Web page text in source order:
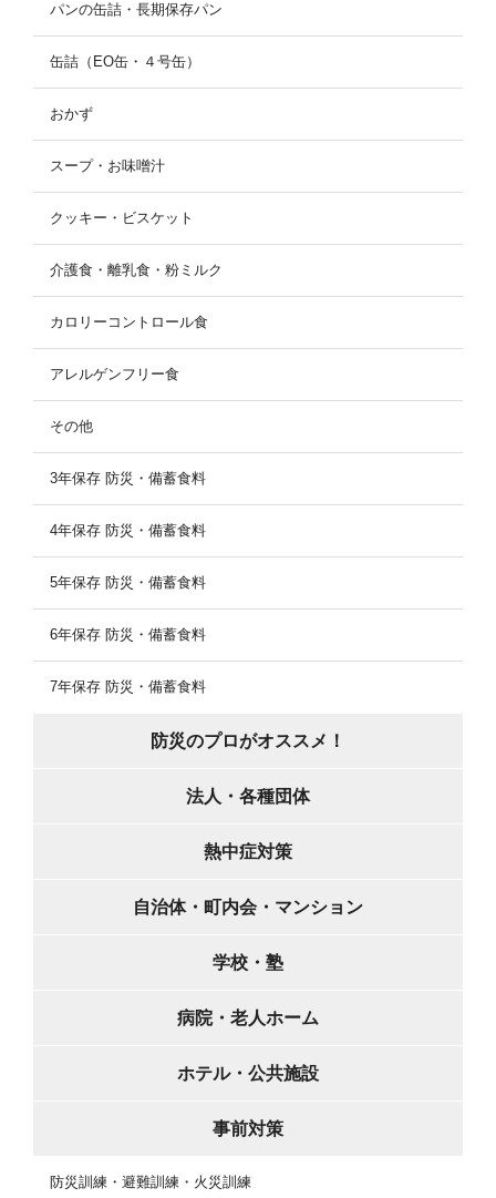
パンの缶詰・長期保存パン
缶詰（EO缶・４号缶）
おかず
スープ・お味噌汁
クッキー・ビスケット
介護食・離乳食・粉ミルク
カロリーコントロール食
アレルゲンフリー食
その他
3年保存 防災・備蓄食料
4年保存 防災・備蓄食料
5年保存 防災・備蓄食料
6年保存 防災・備蓄食料
7年保存 防災・備蓄食料
防災のプロがオススメ！
法人・各種団体
熱中症対策
自治体・町内会・マンション
学校・塾
病院・老人ホーム
ホテル・公共施設
事前対策
防災訓練・避難訓練・火災訓練